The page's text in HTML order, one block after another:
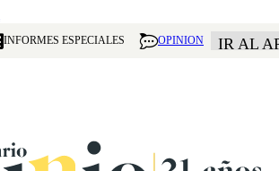
INFORMES ESPECIALES OPINION IR AL